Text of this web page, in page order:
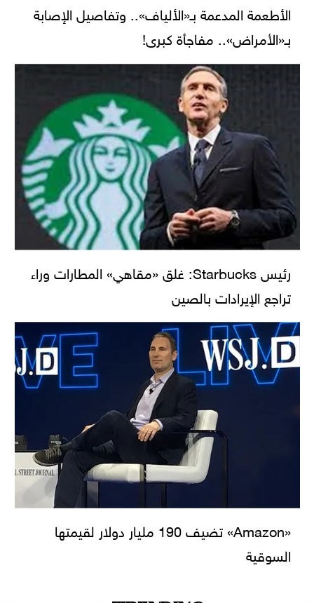
الأطعمة المدعمة بـ«الألياف».. وتفاصيل الإصابة
بـ«الأمراض».. مفاجأة كبرى!
رئيس Starbucks: غلق «مقاهي» المطارات وراء
تراجع الإيرادات بالصين
«Amazon» تضيف 190 مليار دولار لقيمتها
السوقية